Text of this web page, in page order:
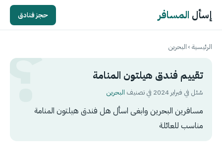
إسأل المسافر حجز فنادق
الرئيسية›البحرين
تقييم فندق هيلتون المنامة
سُئل في فبراير 2024 في تصنيف البحرين
مسافرين البحرين وابغى اسأل هل فندق هيلتون المنامة
مناسب للعائلة